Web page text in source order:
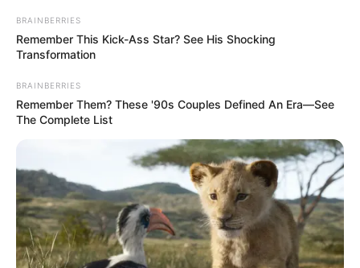
Kalinak úr, aki egyben védelmi miniszter is,
hozzátéve: “Sajnos az állapot továbbra is
nagyon súlyos, mivel a sérülések bonyolultak.”
Korábban egy másik miniszterelnök-helyettes,
Tomas Taraba azt mondta a BBC-nek, hogy Fico
úr műtétje “jól sikerült”, és “azt hiszem, a végén
túl fogja élni”.
Matus Sutaj Estoka belügyminiszter politikai
indíttatású merényletnek minősítette.
BRAINBERRIES
Remember This Kick-Ass Star? See His Shocking
Transformation
BRAINBERRIES
Remember Them? These '90s Couples Defined An Era—See
The Complete List